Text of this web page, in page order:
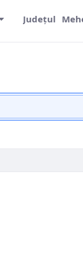
Județul